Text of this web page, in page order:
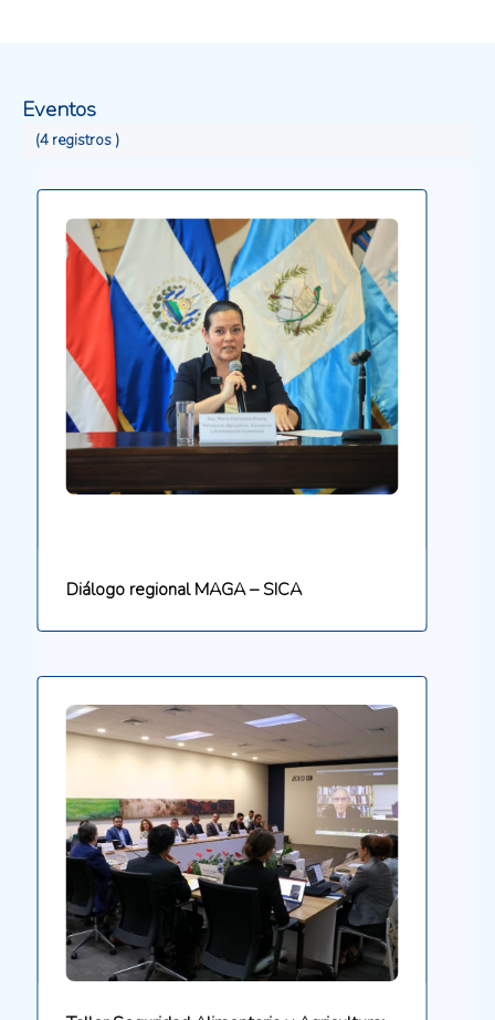
por pérdidas productivas, presión sobre medios de
vida rurales y efectos sobre el abastecimiento
de los países frente a riesgos climáticos.
Eventos
(4 registros )
Diálogo regional MAGA – SICA